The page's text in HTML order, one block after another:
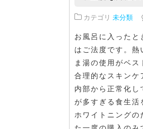
カテゴリ 未分類
お風呂に入ったと
はご法度です。熱
ま湯の使用がベス
合理的なスキンケ
内部から正常化し
が多すぎる食生活
ホワイトニングの